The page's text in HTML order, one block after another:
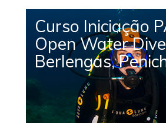
Curso Iniciação
Open Water
Berlengas,